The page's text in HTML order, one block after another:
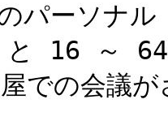
パーソナ
と 16 ～
での会議